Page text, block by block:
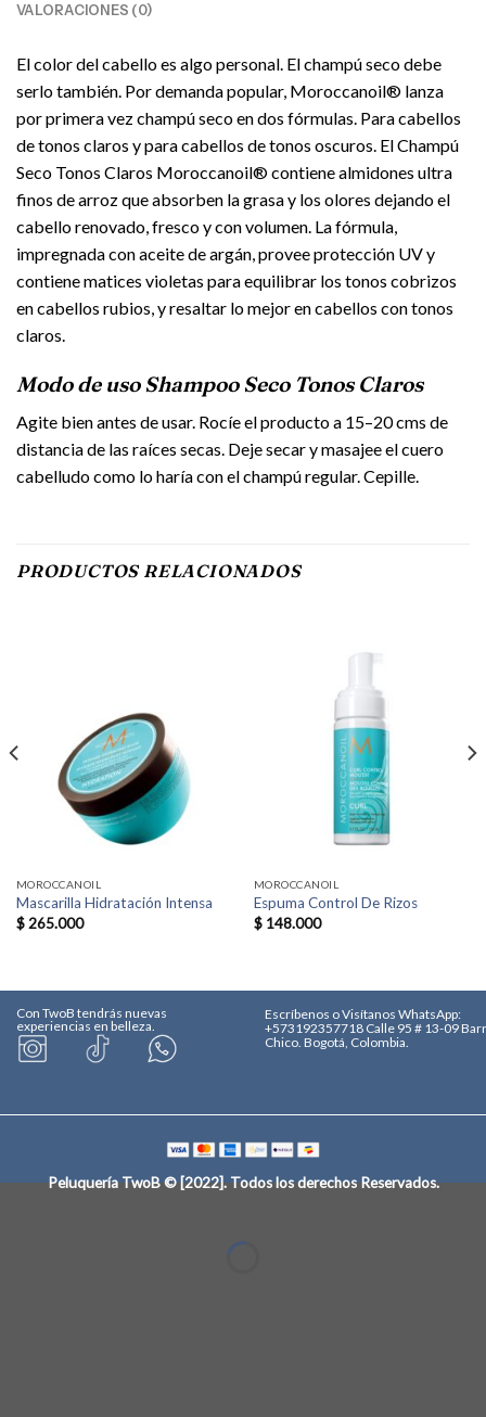
VALORACIONES (0)
El color del cabello es algo personal. El champú seco debe
serlo también. Por demanda popular, Moroccanoil® lanza
por primera vez champú seco en dos fórmulas. Para cabellos
de tonos claros y para cabellos de tonos oscuros. El Champú
Seco Tonos Claros Moroccanoil® contiene almidones ultra
finos de arroz que absorben la grasa y los olores dejando el
cabello renovado, fresco y con volumen. La fórmula,
impregnada con aceite de argán, provee protección UV y
contiene matices violetas para equilibrar los tonos cobrizos
en cabellos rubios, y resaltar lo mejor en cabellos con tonos
claros.
Modo de uso Shampoo Seco Tonos Claros
Agite bien antes de usar. Rocíe el producto a 15–20 cms de
distancia de las raíces secas. Deje secar y masajee el cuero
cabelludo como lo haría con el champú regular. Cepille.
PRODUCTOS RELACIONADOS
MOROCCANOIL
Mascarilla Hidratación Intensa
$265.000
MOROCCANOIL
Espuma Control De Rizos
$148.000
Con TwoB tendrás nuevas
experiencias en belleza.
Escríbenos o Visítanos WhatsApp:
+573192357718 Calle 95 # 13-09
Chico. Bogotá, Colombia.
Peluquería TwoB © [2022]. Todos los derechos Reservados.